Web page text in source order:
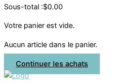
Sous-total :$0.00
Votre panier est vide.
Aucun article dans le panier.
Continuer les achats